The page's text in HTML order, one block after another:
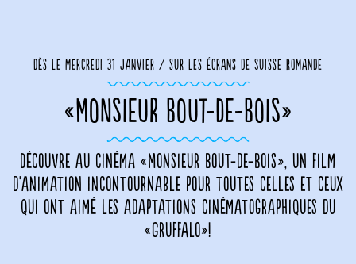
Dès le mercredi 31 janvier / sur les écrans de Suisse romande
«MONSIEUR BOUT-DE-BOIS»
Découvre au cinéma «Monsieur Bout-de-Bois», un film
d'animation incontournable pour toutes celles et ceux
qui ont aimé les adaptations cinématographiques du
«Gruffalo»!